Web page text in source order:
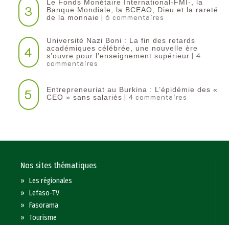
3
Le Fonds Monétaire International-FMI-, la
Banque Mondiale, la BCEAO, Dieu et la rareté
de la monnaie | 6 commentaires
4
Université Nazi Boni : La fin des retards
académiques célébrée, une nouvelle ère
s’ouvre pour l’enseignement supérieur | 4
commentaires
5
Entrepreneuriat au Burkina : L’épidémie des «
CEO » sans salariés | 4 commentaires
Nos sites thématiques
»Les régionales
»Lefaso-TV
»Fasorama
»Tourisme